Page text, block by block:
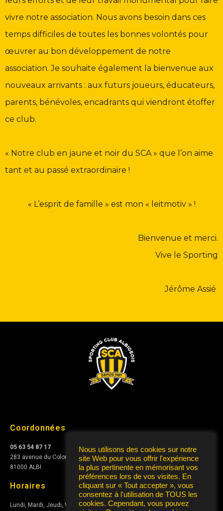
vivre notre association. Nous avons besoin dans ces
temps difficiles de toutes les bonnes volontés pour
œuvrer au bon développement de notre
association.Je souhaite également la bienvenue aux
nouveaux arrivants : aux futurs joueurs, éducateurs,
parents, bénévoles, encadrants qui viendront étoffer
ce club.
« Notre club en jaune et noir du SCA » que l’on aime
tant et au passé extraordinaire !
« L’esprit de famille » est mon « leitmotiv » !
Bienvenue et merci.
Vive le Sporting
Jérôme Assié
Coordonnées
05 63 54 87 17
283 avenue du Colonel Teyssier
81000 ALBI
Horaires
Lundi, Mardi, Jeudi, Vendredi de10h à 12het de15h à 17h
Nous utilisons des cookies sur notre
site Web pour vous offrir l'expérience
la plus pertinente en mémorisant vos
préférences lors de vos visites. En
cliquant sur « Tout accepter », vous
consentez à l'utilisation de TOUS les
cookies. Cependant, vous pouvez